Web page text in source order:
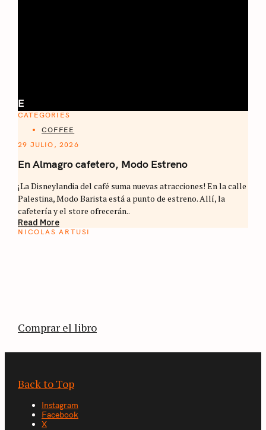
E
CATEGORIES
COFFEE
29 JULIO, 2026
En Almagro cafetero, Modo Estreno
¡La Disneylandia del café suma nuevas atracciones! En la calle
Palestina, Modo Barista está a punto de estreno. Allí, la
cafetería y el store ofrecerán..
Read More
NICOLAS ARTUSI
Comprar el libro
Back to Top
Instagram
Facebook
X